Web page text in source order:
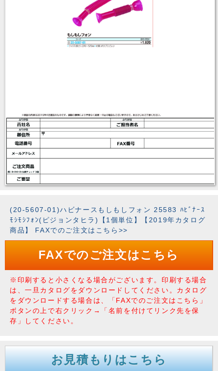
(20-5607-01)ハビナースもしもしフォン 25583 ﾊﾋﾞﾅｰｽ
ﾓｼﾓｼﾌｫﾝ(ピジョンタヒラ)【1個単位】【2019年カタログ
商品】 FAXでのご注文はこちら>>
FAXでのご注文はこちら
※印刷すると小さくなる場合がございます。印刷する場合
は、一旦カタログをダウンロードしてください。カタログ
をダウンロードする場合は、「FAXでのご注文はこちら」
ボタンの上で右クリック→「名前を付けてリンク先を保
存」してください。
お見積もりはこちら